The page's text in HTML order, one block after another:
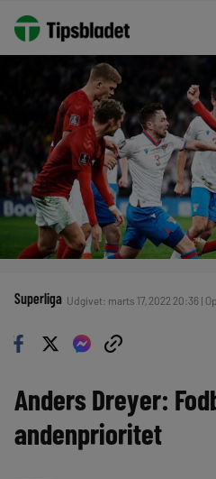
Superliga Udgivet: marts 17, 2022 20:36 |
Anders Dreyer:
andenprioritet